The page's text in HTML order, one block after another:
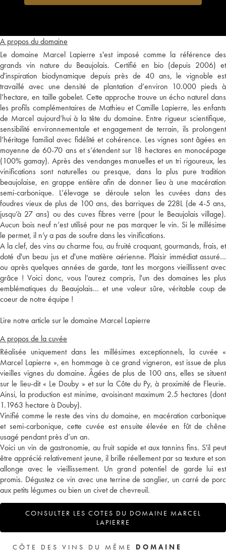
A propos du domaine
Le domaine Marcel Lapierre s'est imposé comme la référence des
grands vin nature du Beaujolais. Certifié en bio (depuis 2006) et
d'inspiration biodynamique depuis près de 40 ans, le vignoble est
travaillé avec une densité de plantation d’environ 10.000 pieds à
l’hectare, en taille gobelet. Cette approche trouve un écho naturel dans
les profils complémentaires de Mathieu et Camille Lapierre, les enfants
de Marcel aujourd’hui à la tête du domaine. Entre rigueur scientifique,
sensibilité environnementale et engagement de terrain, ils prolongent
l’héritage familial avec fidélité et cohérence. Les vignes sont âgées en
moyenne de 60-70 ans et s’étendent sur 18 hectares en monocépage
(100% gamay). Après des vendanges manuelles et un tri rigoureux, les
vinifications sont naturelles ou presque, dans la plus pure tradition
beaujolaise, en grappe entière afin de donner lieu à une macération
semi-carbonique. L’élevage se déroule selon les cuvées dans des
foudres vieux de plus de 100 ans, des barriques de 228L (de 4-5 ans,
jusqu’à 27 ans) ou des cuves fibres verre (pour le Beaujolais village).
Aucun bois neuf n’est utilisé pour ne pas marquer le vin. Si le millésime
le permet, il n’y a pas de soufre dans les vinifications.
A la clef, des vins au charme fou, au fruité croquant, gourmands, frais, et
doté d'un beau jus et d'une matière aérienne. Plaisir immédiat assuré…
ou après quelques années de garde, tant les morgons vieillissent avec
grâce ! Voici donc, vous l’aurez compris, l'un des domaines les plus
emblématiques du Beaujolais… et une valeur sûre, véritable coup de
coeur de notre équipe !
Lire notre article sur le domaine Marcel Lapierre
A propos de la cuvée
Réalisée uniquement dans les millésimes exceptionnels, la cuvée «
Marcel Lapierre », en hommage à ce grand vigneron, est issue de plus
vieilles vignes du domaine. Âgées de plus de 100 ans, elles se situent
sur le lieu-dit « Le Douby » et sur la Côte du Py, à proximité de Fleurie.
Ainsi, la production est minime, avoisinant maximum 2.5 hectares (dont
1.1963 hectare à Douby).
Vinifié comme le reste des vins du domaine, en macération carbonique
et semi-carbonique, cette cuvée est ensuite élevée en fût de chêne
usagé pendant près d’un an.
Voici un vin de gastronomie, au fruit sapide et aux tannins fins. S'il peut
être apprécié relativement jeune, il brille réellement par sa texture et son
allonge avec le vieillissement. Un grand potentiel de garde lui est
promis. Dégustez ce vin avec une terrine de sanglier, un carré de porc
aux petits légumes ou bien un civet de chevreuil.
CONSULTER LES COTES DU DOMAINE MARCEL
LAPIERRE
CÔTE DES VINS DU MÊME DOMAINE